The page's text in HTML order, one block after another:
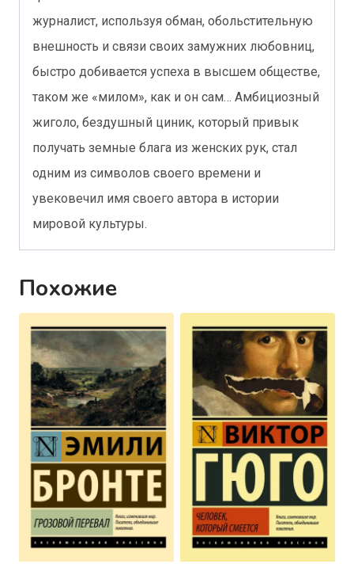
журналист, используя обман, обольстительную
внешность и связи своих замужних любовниц,
быстро добивается успеха в высшем обществе,
таком же «милом», как и он сам… Амбициозный
жиголо, бездушный циник, который привык
получать земные блага из женских рук, стал
одним из символов своего времени и
увековечил имя своего автора в истории
мировой культуры.
Похожие